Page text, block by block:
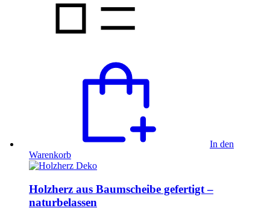
In den
Warenkorb
Holzherz aus Baumscheibe gefertigt –
naturbelassen